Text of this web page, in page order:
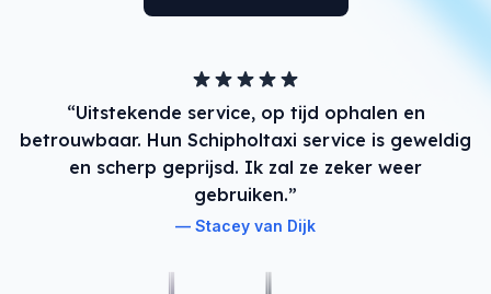
“Uitstekende service, op tijd ophalen en
betrouwbaar. Hun Schipholtaxi service is geweldig
en scherp geprijsd. Ik zal ze zeker weer
gebruiken.”
Stacey van Dijk